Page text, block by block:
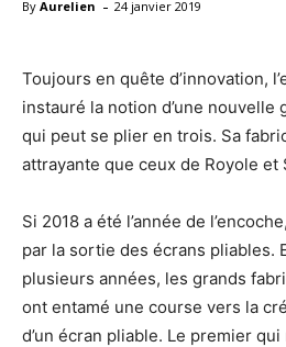
By Aurelien - 24 janvier 2019
Toujours en quête d’innovation,
instauré la notion d’une nouvelle
qui peut se plier en trois. Sa
attrayante que ceux de Royole et
Si 2018 a été l’année de
par la sortie des écrans pliables.
plusieurs années, les grands
ont entamé une course vers la
d’un écran pliable. Le premier